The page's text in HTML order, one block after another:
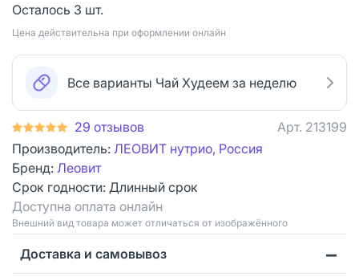
Осталось 3 шт.
Цена действительна при оформлении онлайн
Все варианты Чай Худеем за неделю
29 отзывов Арт. 213199
Производитель: ЛЕОВИТ нутрио, Россия
Бренд: Леовит
Срок годности: Длинный срок
Доступна оплата онлайн
Bнешний вид товара может отличаться от изображённого
Доставка и самовывоз